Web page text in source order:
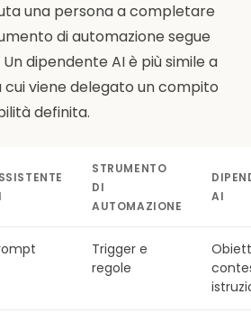
una persona a completare
di automazione segue
dipendente AI è più simile a
viene delegato un compito
definita.
STRUMENTO
DI
AUTOMAZIONE
AI
Trigger e
regole